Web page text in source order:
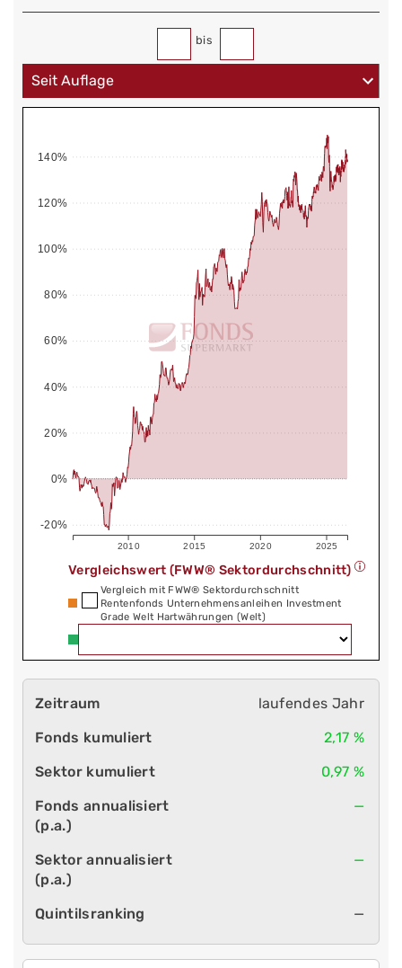
bis
2010 2015 2020 2025
-20%
0%
20%
40%
60%
80%
100%
120%
140%
Vergleichswert (FWW® Sektordurchschnitt)
Vergleich mit FWW® Sektordurchschnitt
Rentenfonds Unternehmensanleihen Investment
Grade Welt Hartwährungen (Welt)
laufendes Jahr
2,17 %
0,97 %
—
—
—